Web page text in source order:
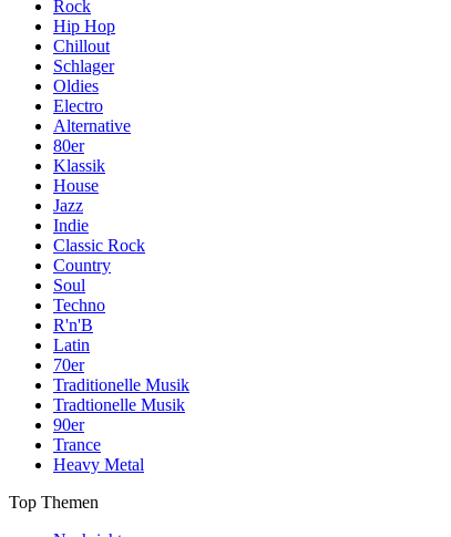
Rock
Hip Hop
Chillout
Schlager
Oldies
Electro
Alternative
80er
Klassik
House
Jazz
Indie
Classic Rock
Country
Soul
Techno
R'n'B
Latin
70er
Traditionelle Musik
Tradtionelle Musik
90er
Trance
Heavy Metal
Top Themen